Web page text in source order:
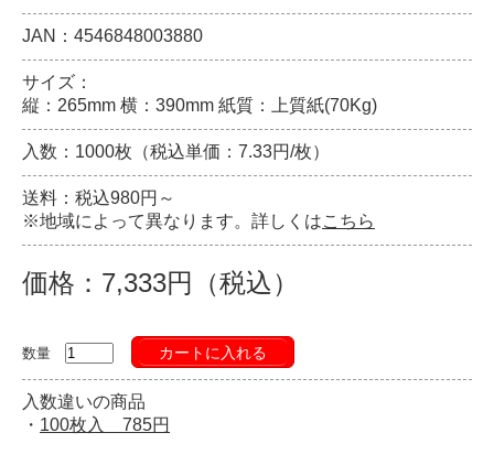
JAN：4546848003880
サイズ：
縦：265mm 横：390mm 紙質：上質紙(70Kg)
入数：1000枚（税込単価：7.33円/枚）
送料：税込980円～
※地域によって異なります。詳しくはこちら
価格：7,333円（税込）
数量 カートに入れる
入数違いの商品
・ 100枚入 785円